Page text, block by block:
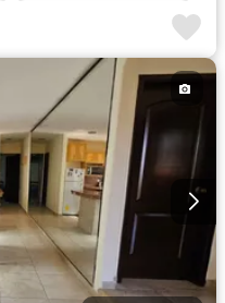
Parcialmente amoblado